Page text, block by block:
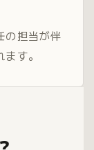
の担当が伴
す。